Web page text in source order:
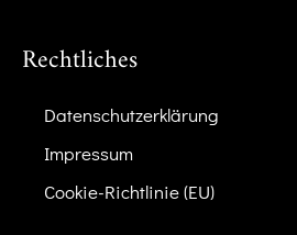
Rechtliches
Datenschutzerklärung
Impressum
Cookie-Richtlinie (EU)